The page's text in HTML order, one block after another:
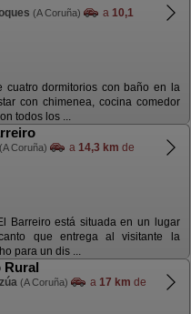
(A Coruña) a 10,1
cuatro dormitorios con baño en la
con chimenea, cocina comedor
todos los ...
(A Coruña) a 14,3 km de
Barreiro está situada en un lugar
que entrega al visitante la
para un dis ...
Rural
(A Coruña) a 17 km de